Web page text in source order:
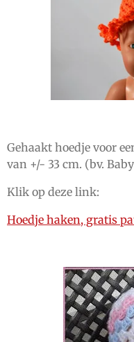
Gehaakt hoedje voor
van +/- 33 cm. (bv.
Klik op deze link:
Hoedje haken, gratis